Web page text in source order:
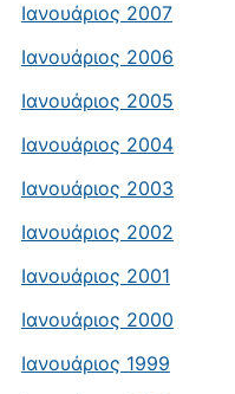
Ιανουάριος 2007
Ιανουάριος 2006
Ιανουάριος 2005
Ιανουάριος 2004
Ιανουάριος 2003
Ιανουάριος 2002
Ιανουάριος 2001
Ιανουάριος 2000
Ιανουάριος 1999